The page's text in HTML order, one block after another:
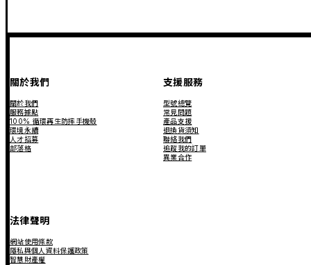
關於我們
關於我們
服務據點
100% 循環再生防摔手機殼
環境永續
人才招募
部落格
支援服務
型號總覽
常見問題
產品支援
退換貨須知
聯絡我們
追蹤我的訂單
異業合作
法律聲明
網站使用條款
隱私與個人資料保護政策
智慧財產權